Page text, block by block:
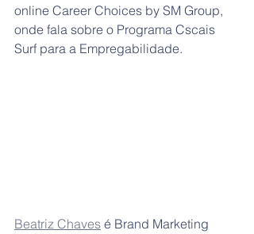
online Career Choices by SM Group,
onde fala sobre o Programa Cscais
Surf para a Empregabilidade.
Beatriz Chaves é Brand Marketing